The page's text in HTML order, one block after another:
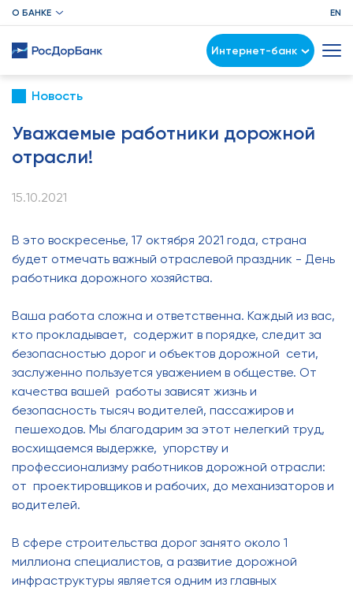
О БАНКЕ EN
Интернет-банк
Новость
Уважаемые работники дорожной
отрасли!
15.10.2021
В это воскресенье, 17 октября 2021 года, страна
будет отмечать важный отраслевой праздник - День
работника дорожного хозяйства.
Ваша работа сложна и ответственна. Каждый из вас,
кто прокладывает, содержит в порядке, следит за
безопасностью дорог и объектов дорожной сети,
заслуженно пользуется уважением в обществе. От
качества вашей работы зависят жизнь и
безопасность тысяч водителей, пассажиров и
пешеходов. Мы благодарим за этот нелегкий труд,
восхищаемся выдержке, упорству и
профессионализму работников дорожной отрасли:
от проектировщиков и рабочих, до механизаторов и
водителей.
В сфере строительства дорог занято около 1
миллиона специалистов, а развитие дорожной
инфраструктуры является одним из главных